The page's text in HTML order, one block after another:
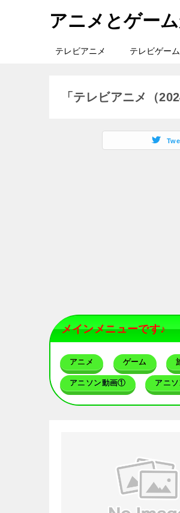
アニメとゲー
テレビアニメ テレビゲーム
「テレビアニメ（
メインメニューです♪
アニメ ゲーム
アニソン動画① アニ